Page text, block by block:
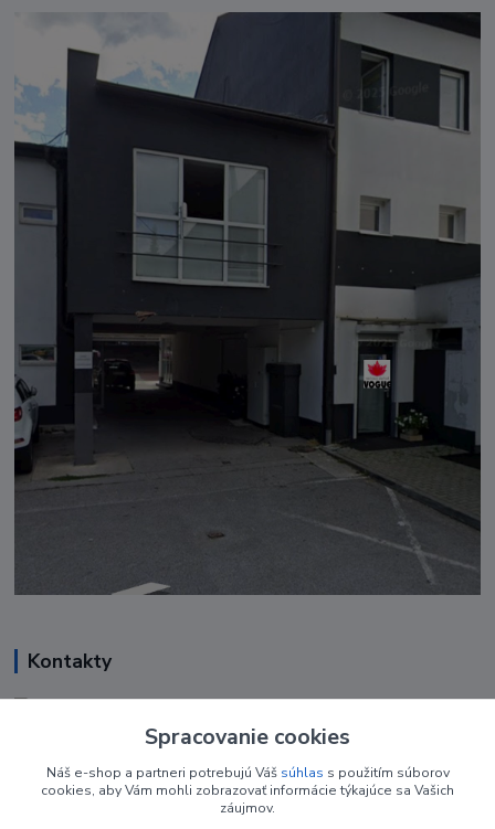
Kontakty
+421 948 050 205
nechtovyobchodik@gmail.com
Spracovanie cookies
Náš e-shop a partneri potrebujú Váš súhlas s použitím súborov
cookies, aby Vám mohli zobrazovať informácie týkajúce sa Vašich
záujmov.